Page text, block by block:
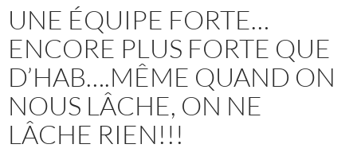
UNE ÉQUIPE FORTE…
ENCORE PLUS FORTE QUE
D’HAB….MÊME QUAND ON
NOUS LÂCHE, ON NE
LÂCHE RIEN!!!